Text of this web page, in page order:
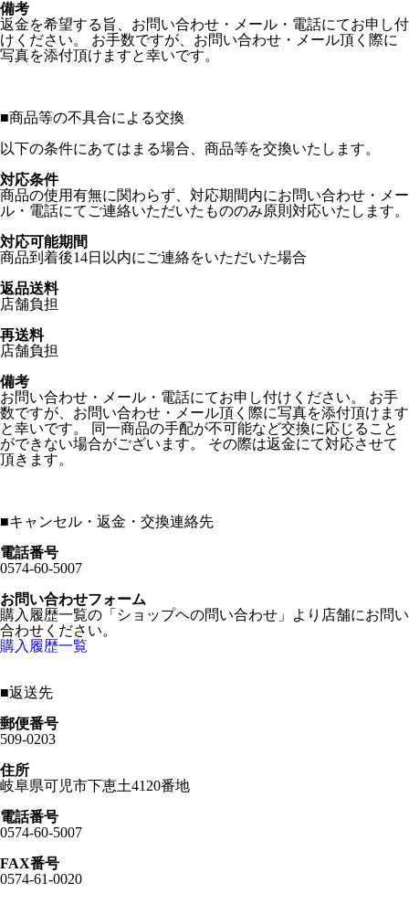
備考
返金を希望する旨、お問い合わせ・メール・電話にてお申し付
けください。 お手数ですが、お問い合わせ・メール頂く際に
写真を添付頂けますと幸いです。
■商品等の不具合による交換
以下の条件にあてはまる場合、商品等を交換いたします。
対応条件
商品の使用有無に関わらず、対応期間内にお問い合わせ・メー
ル・電話にてご連絡いただいたもののみ原則対応いたします。
対応可能期間
商品到着後14日以内にご連絡をいただいた場合
返品送料
店舗負担
再送料
店舗負担
備考
お問い合わせ・メール・電話にてお申し付けください。 お手
数ですが、お問い合わせ・メール頂く際に写真を添付頂けます
と幸いです。 同一商品の手配が不可能など交換に応じること
ができない場合がございます。 その際は返金にて対応させて
頂きます。
■キャンセル・返金・交換連絡先
電話番号
0574-60-5007
お問い合わせフォーム
購入履歴一覧の「ショップヘの問い合わせ」より店舗にお問い
合わせください。
購入履歴一覧
■返送先
郵便番号
509-0203
住所
岐阜県可児市下恵土4120番地
電話番号
0574-60-5007
FAX番号
0574-61-0020